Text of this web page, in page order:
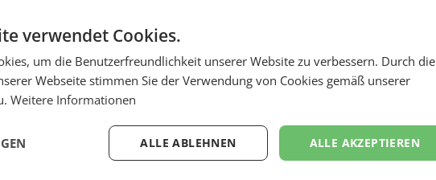
ProSiebenSat.1 spart und
macht überraschend viel
verwendet Cookies.
um die Benutzerfreundlichkeit unserer Website zu verbessern. Durch die
Webseite stimmen Sie der Verwendung von Cookies gemäß unserer
Weitere Informationen
ALLE AKZEPTIEREN
ALLE ABLEHNEN